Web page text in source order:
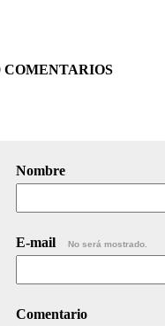
COMENTARIOS
Nombre
E-mail No será mostrado.
Comentario